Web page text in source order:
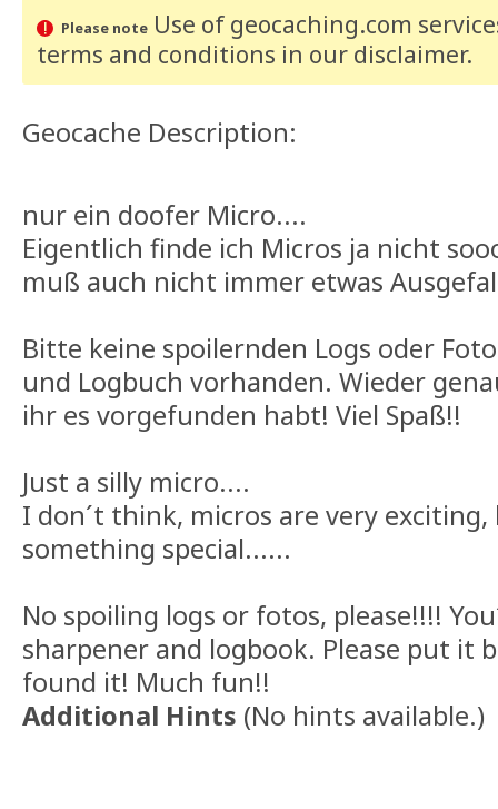
Please noteUse of geocaching.com
terms and conditions in our disclaimer.
Geocache Description:
nur ein doofer Micro....
Eigentlich finde ich Micros ja nicht
muß auch nicht immer etwas
Bitte keine spoilernden Logs oder
und Logbuch vorhanden. Wieder
ihr es vorgefunden habt! Viel Spaß!!
Just a silly micro....
I don´t think, micros are very exciting,
something special......
No spoiling logs or fotos, please!!!!
sharpener and logbook. Please put it
found it! Much fun!!
Additional Hints (No hints available.)